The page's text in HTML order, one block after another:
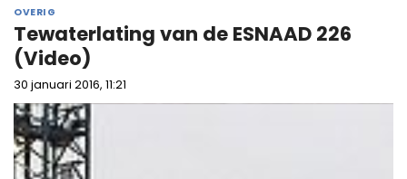
OVERIG
Tewaterlating van de ESNAAD 226
(Video)
30 januari 2016, 11:21